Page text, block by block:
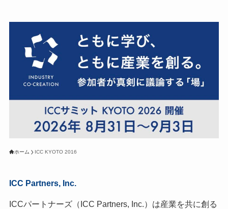
ホーム ICC KYOTO 2016
ICC Partners, Inc.
ICCパートナーズ（ICC Partners, Inc.）は産業を共に創る